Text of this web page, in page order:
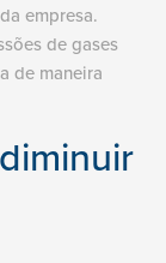
empresa.
de gases
de maneira